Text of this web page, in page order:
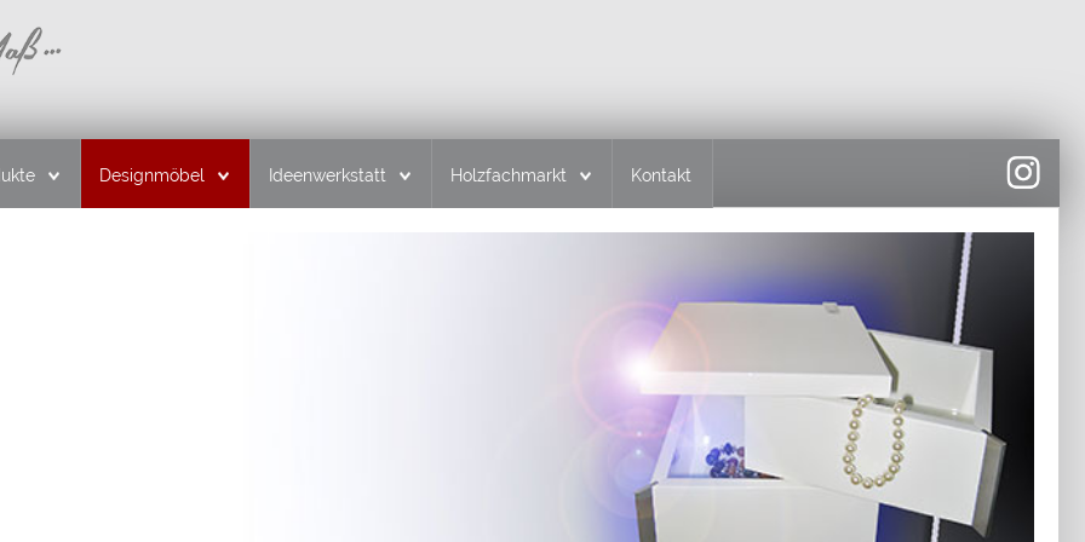
Designmöbel Ideenwerkstatt Holzfachmarkt Kontakt